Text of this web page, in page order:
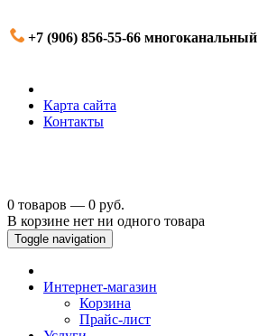
+7 (906) 856-55-66 многоканальный
Карта сайта
Контакты
0 товаров — 0 руб.
В корзине нет ни одного товара
Toggle navigation
Интернет-магазин
Корзина
Прайс-лист